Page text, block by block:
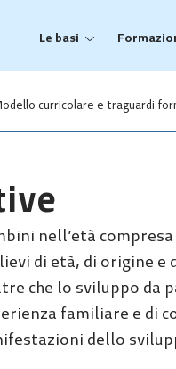
Le basi
curricolare e traguardi
nell’età
di età, di origine
che lo sviluppo da
familiare e di
dello